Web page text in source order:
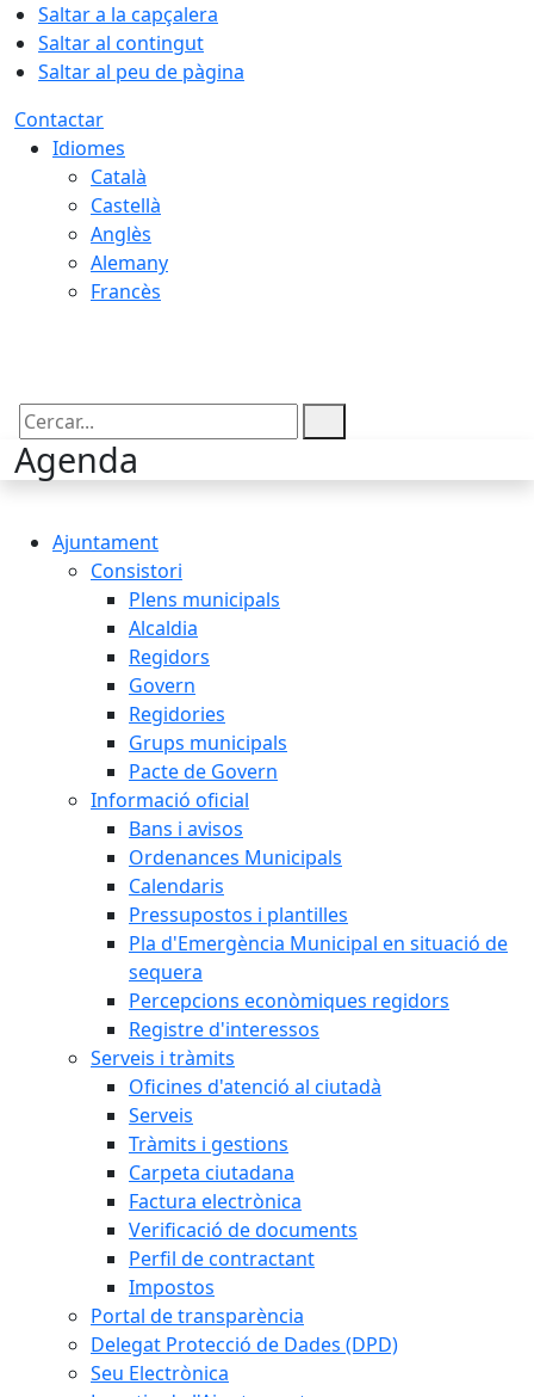
Saltar a la capçalera
Saltar al contingut
Saltar al peu de pàgina
Contactar
Idiomes
Català
Castellà
Anglès
Alemany
Francès
Cercar:
Agenda
Ajuntament
Consistori
Plens municipals
Alcaldia
Regidors
Govern
Regidories
Grups municipals
Pacte de Govern
Informació oficial
Bans i avisos
Ordenances Municipals
Calendaris
Pressupostos i plantilles
Pla d'Emergència Municipal en situació de
sequera
Percepcions econòmiques regidors
Registre d'interessos
Serveis i tràmits
Oficines d'atenció al ciutadà
Serveis
Tràmits i gestions
Carpeta ciutadana
Factura electrònica
Verificació de documents
Perfil de contractant
Impostos
Portal de transparència
Delegat Protecció de Dades (DPD)
Seu Electrònica